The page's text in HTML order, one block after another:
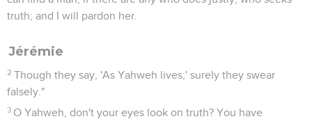
truth; and I will pardon her.
Jérémie
2 Though they say, 'As Yahweh lives;' surely they swear
falsely."
3 O Yahweh, don't your eyes look on truth? You have